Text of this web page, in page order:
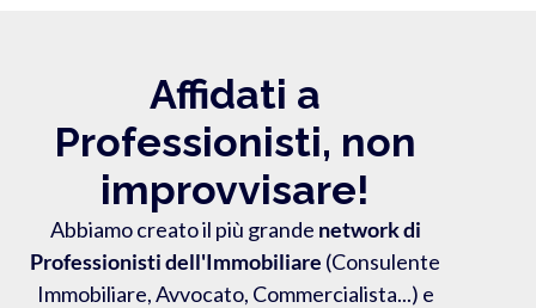
Affidati a
Professionisti, non
improvvisare!
Abbiamo creato il più grande network di
Professionisti dell'Immobiliare (Consulente
Immobiliare, Avvocato, Commercialista...) e